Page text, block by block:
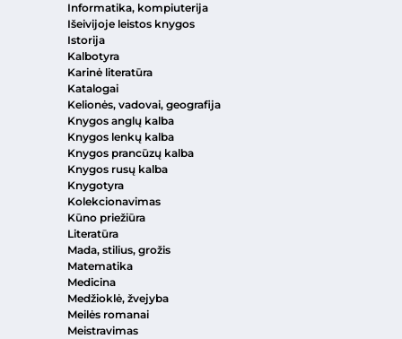
Informatika, kompiuterija
Išeivijoje leistos knygos
Istorija
Kalbotyra
Karinė literatūra
Katalogai
Kelionės, vadovai, geografija
Knygos anglų kalba
Knygos lenkų kalba
Knygos prancūzų kalba
Knygos rusų kalba
Knygotyra
Kolekcionavimas
Kūno priežiūra
Literatūra
Mada, stilius, grožis
Matematika
Medicina
Medžioklė, žvejyba
Meilės romanai
Meistravimas